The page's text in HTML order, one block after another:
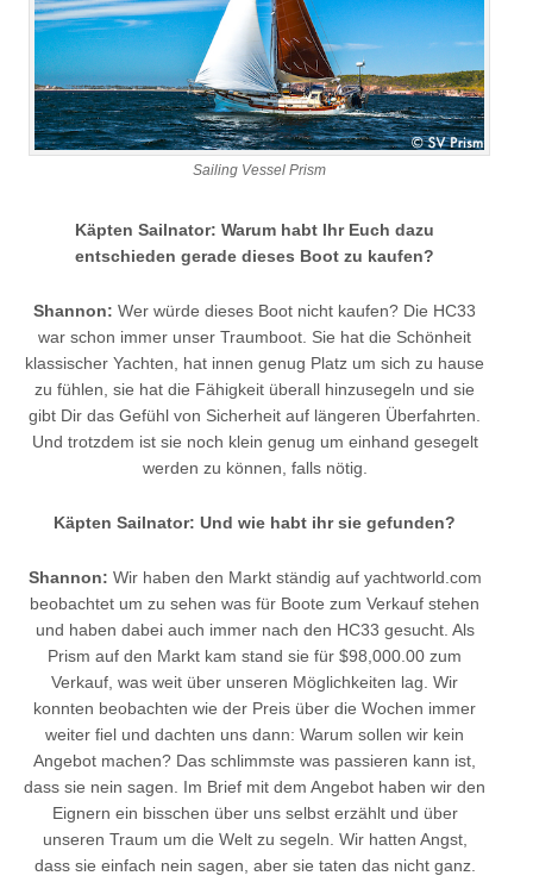
Sailing Vessel Prism
Käpten Sailnator: Warum habt Ihr Euch dazu
entschieden gerade dieses Boot zu kaufen?
Shannon: Wer würde dieses Boot nicht kaufen? Die HC33
war schon immer unser Traumboot. Sie hat die Schönheit
klassischer Yachten, hat innen genug Platz um sich zu hause
zu fühlen, sie hat die Fähigkeit überall hinzusegeln und sie
gibt Dir das Gefühl von Sicherheit auf längeren Überfahrten.
Und trotzdem ist sie noch klein genug um einhand gesegelt
werden zu können, falls nötig.
Käpten Sailnator: Und wie habt ihr sie gefunden?
Shannon: Wir haben den Markt ständig auf yachtworld.com
beobachtet um zu sehen was für Boote zum Verkauf stehen
und haben dabei auch immer nach den HC33 gesucht. Als
Prism auf den Markt kam stand sie für $98,000.00 zum
Verkauf, was weit über unseren Möglichkeiten lag. Wir
konnten beobachten wie der Preis über die Wochen immer
weiter fiel und dachten uns dann: Warum sollen wir kein
Angebot machen? Das schlimmste was passieren kann ist,
dass sie nein sagen. Im Brief mit dem Angebot haben wir den
Eignern ein bisschen über uns selbst erzählt und über
unseren Traum um die Welt zu segeln. Wir hatten Angst,
dass sie einfach nein sagen, aber sie taten das nicht ganz.